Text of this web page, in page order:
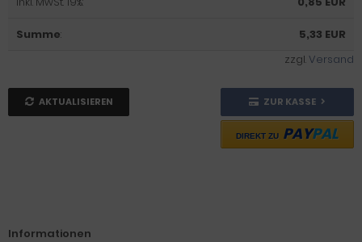
Summe:
5,33 EUR
zzgl.Versand
AKTUALISIEREN ZUR KASSE
DIREKT ZU PAYPAL
Informationen